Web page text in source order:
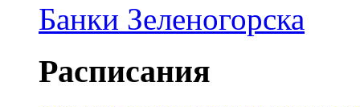
Банки Зеленогорска
Расписания